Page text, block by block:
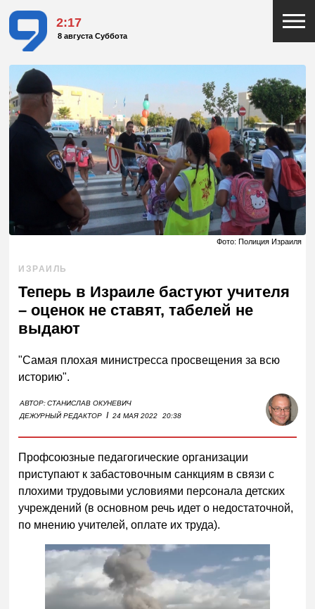
2:17
8 августа Суббота
Фото: Полиция Израиля
ИЗРАИЛЬ
Теперь в Израиле бастуют учителя
– оценок не ставят, табелей не
выдают
"Самая плохая министресса просвещения за всю
историю".
АВТОР:СТАНИСЛАВ ОКУНЕВИЧ
ДЕЖУРНЫЙ РЕДАКТОР I 24 МАЯ 2022 20:38
Профсоюзные педагогические организации
приступают к забастовочным санкциям в связи с
плохими трудовыми условиями персонала детских
учреждений (в основном речь идет о недостаточной,
по мнению учителей, оплате их труда).